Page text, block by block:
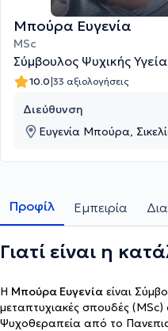
Μπούρα Ευγενία
MSc
Σύμβουλος Ψυχικής
10.0|33 αξιολογήσεις
Διεύθυνση
Ευγενία Μπούρα,
Προφίλ Εμπειρία
Γιατί είναι η
Η Μπούρα Ευγενία είναι
μεταπτυχιακές σπουδές (MSc)
Ψυχοθεραπεία από το